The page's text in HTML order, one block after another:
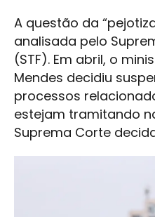
A questão da
analisada pelo
(STF). Em abril, o
Mendes decidiu
processos
estejam tramitando
Suprema Corte